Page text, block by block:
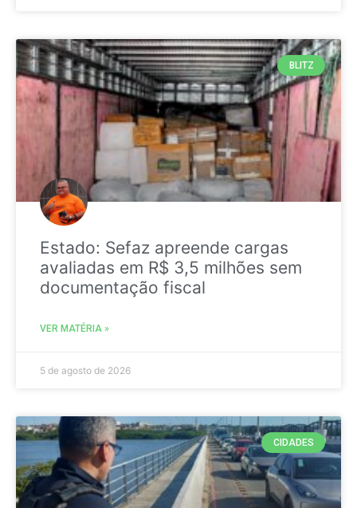
BLITZ
Estado: Sefaz apreende cargas
avaliadas em R$ 3,5 milhões sem
documentação fiscal
VER MATÉRIA »
5 de agosto de 2026
CIDADES